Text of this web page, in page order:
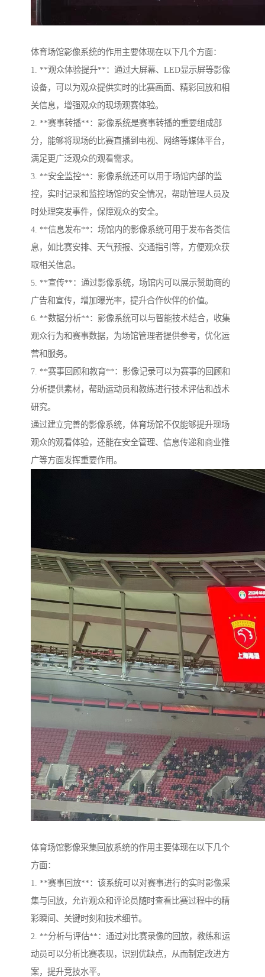
体育场馆影像系统的作用主要体现在以下几个方面：
1. **观众体验提升**：通过大屏幕、LED显示屏等影像
设备，可以为观众提供实时的比赛画面、精彩回放和相
关信息，增强观众的现场观赛体验。
2. **赛事转播**：影像系统是赛事转播的重要组成部
分，能够将现场的比赛直播到电视、网络等媒体平台，
满足更广泛观众的观看需求。
3. **安全监控**：影像系统还可以用于场馆内部的监
控，实时记录和监控场馆的安全情况，帮助管理人员及
时处理突发事件，保障观众的安全。
4. **信息发布**：场馆内的影像系统可用于发布各类信
息，如比赛安排、天气预报、交通指引等，方便观众获
取相关信息。
5. **宣传**：通过影像系统，场馆内可以展示赞助商的
广告和宣传，增加曝光率，提升合作伙伴的价值。
6. **数据分析**：影像系统可以与智能技术结合，收集
观众行为和赛事数据，为场馆管理者提供参考，优化运
营和服务。
7. **赛事回顾和教育**：影像记录可以为赛事的回顾和
分析提供素材，帮助运动员和教练进行技术评估和战术
研究。
通过建立完善的影像系统，体育场馆不仅能够提升现场
观众的观看体验，还能在安全管理、信息传递和商业推
广等方面发挥重要作用。
体育场馆影像采集回放系统的作用主要体现在以下几个
方面：
1. **赛事回放**：该系统可以对赛事进行的实时影像采
集与回放，允许观众和评论员随时查看比赛过程中的精
彩瞬间、关键时刻和技术细节。
2. **分析与评估**：通过对比赛录像的回放，教练和运
动员可以分析比赛表现，识别优缺点，从而制定改进方
案，提升竞技水平。